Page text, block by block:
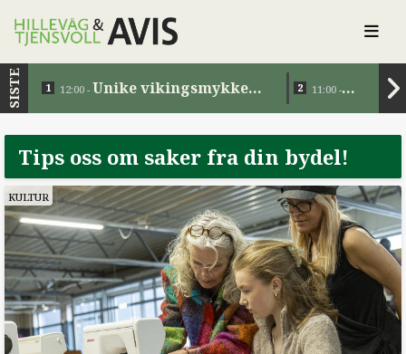
SISTE 12:00 - Unike vikingsmykker
11:00 -
Tips oss om saker fra din bydel!
KULTUR